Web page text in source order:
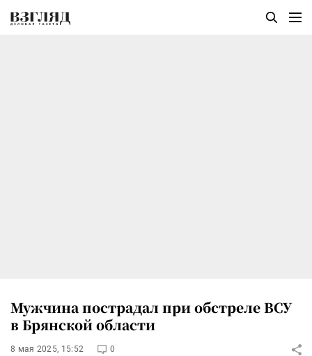
Мужчина пострадал при обстреле ВСУ
в Брянской области
8 мая 2025, 15:52 0